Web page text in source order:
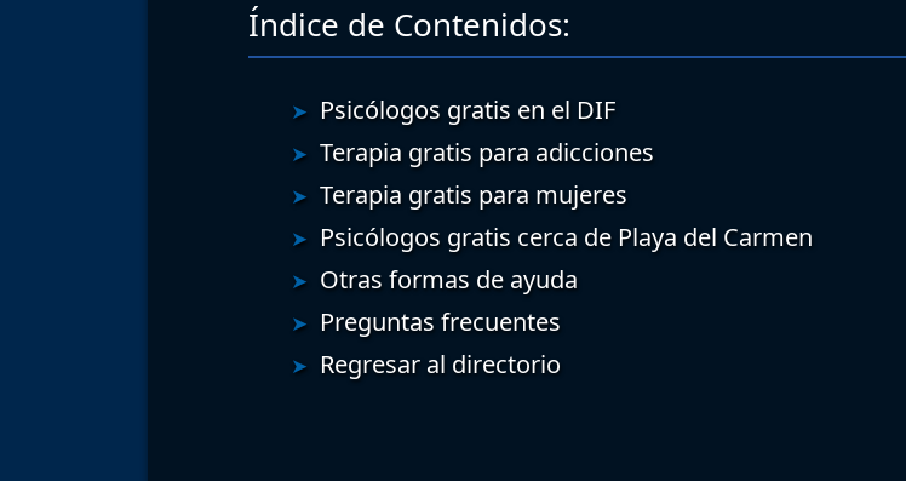
Índice de Contenidos:
Psicólogos gratis en el DIF
Terapia gratis para adicciones
Terapia gratis para mujeres
Psicólogos gratis cerca de Playa del Carmen
Otras formas de ayuda
Preguntas frecuentes
Regresar al directorio